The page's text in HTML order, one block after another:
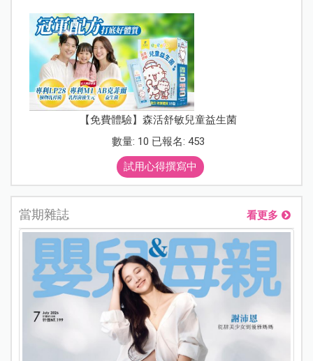
【免費體驗】森活舒敏兒童益生菌
數量: 10 已報名: 453
試用心得撰寫中
當期雜誌 看更多